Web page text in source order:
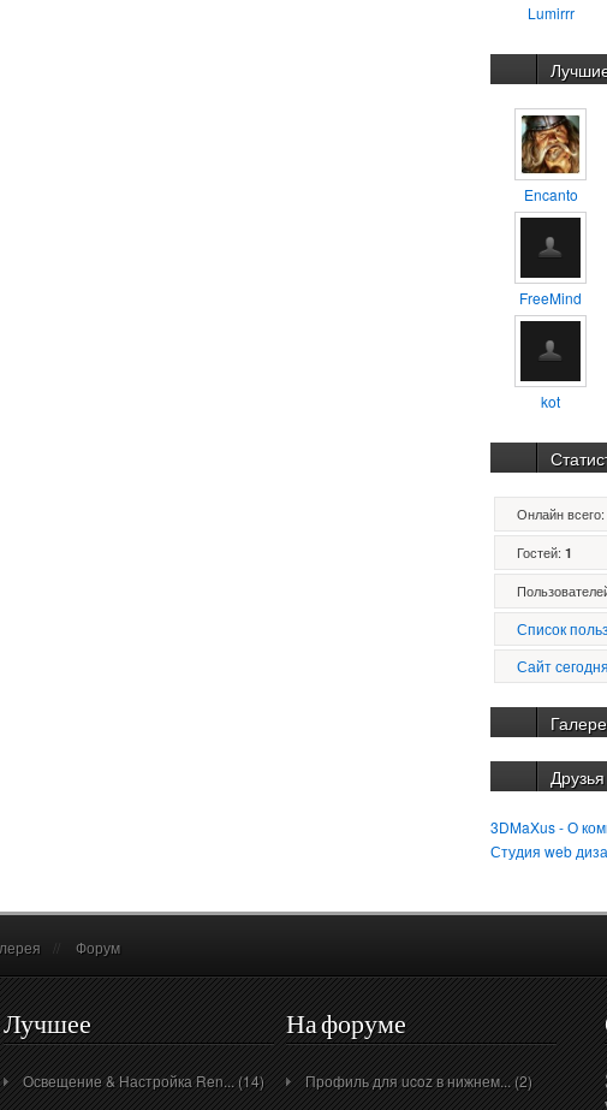
Lumirrr
Encanto
FreeMind
kot
Онлайн всего:
Гостей: 1
Список
Сайт
3DMaXus - О
Студия web
Форум
Лучшее
Освещение & Настройка Ren... (14)
На форуме
Профиль для ucoz в нижнем... (2)